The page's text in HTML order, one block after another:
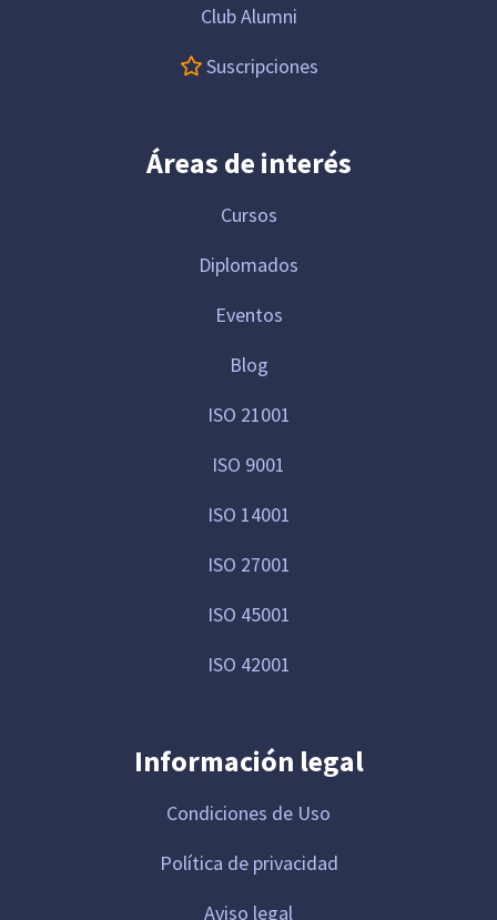
Club Alumni
Suscripciones
Áreas de interés
Cursos
Diplomados
Eventos
Blog
ISO 21001
ISO 9001
ISO 14001
ISO 27001
ISO 45001
ISO 42001
Información legal
Condiciones de Uso
Política de privacidad
Aviso legal